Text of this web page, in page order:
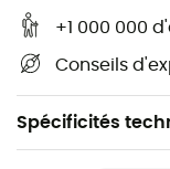
+1 000 000
Conseils
Spécificités